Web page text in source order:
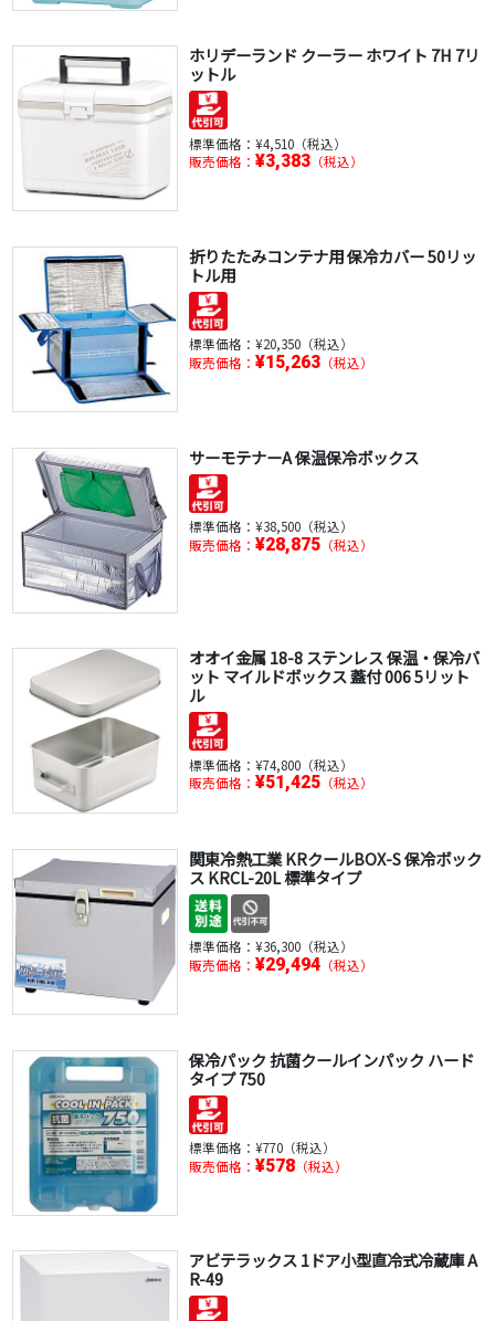
ホリデーランド クーラー ホワイト 7H 7リ
ットル
標準価格： ¥4,510（税込）
販売価格： ¥3,383（税込）
折りたたみコンテナ用 保冷カバー 50リッ
トル用
標準価格： ¥20,350（税込）
販売価格： ¥15,263（税込）
サーモテナーA 保温保冷ボックス
標準価格： ¥38,500（税込）
販売価格： ¥28,875（税込）
オオイ金属 18-8 ステンレス 保温・保冷バ
ット マイルドボックス 蓋付 006 5リット
ル
標準価格： ¥74,800（税込）
販売価格： ¥51,425（税込）
関東冷熱工業 KRクールBOX-S 保冷ボック
ス KRCL-20L 標準タイプ
標準価格： ¥36,300（税込）
販売価格： ¥29,494（税込）
保冷パック 抗菌クールインパック ハード
タイプ 750
標準価格： ¥770（税込）
販売価格： ¥578（税込）
アビテラックス 1ドア小型直冷式冷蔵庫 A
R-49